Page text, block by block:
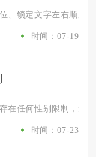
、锁定文字左右顺序
时间：07-19
在任何性别限制，无
时间：07-23